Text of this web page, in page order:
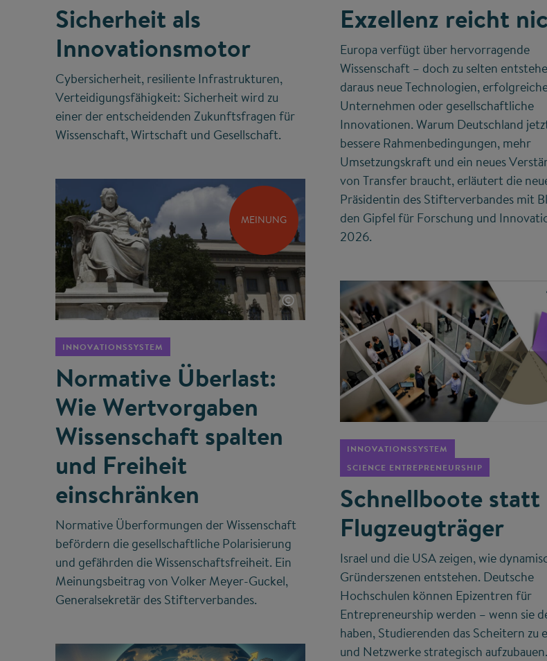
Sicherheit als
Innovationsmotor
Cybersicherheit, resiliente Infrastrukturen,
Verteidigungsfähigkeit: Sicherheit wird zu
einer der entscheidenden Zukunftsfragen für
Wissenschaft, Wirtschaft und Gesellschaft.
Exzellenz reicht
Europa verfügt über hervorragende
Wissenschaft – doch zu selten
daraus neue Technologien,
Unternehmen oder gesellschaftliche
Innovationen. Warum Deutschland
bessere Rahmenbedingungen, mehr
Umsetzungskraft und ein neues
von Transfer braucht, erläutert die
Präsidentin des Stifterverbandes mit
den Gipfel für Forschung und
2026.
MEINUNG
©
INNOVATIONSSYSTEM
Normative Überlast:
Wie Wertvorgaben
Wissenschaft spalten
und Freiheit
einschränken
Normative Überformungen der Wissenschaft
befördern die gesellschaftliche Polarisierung
und gefährden die Wissenschaftsfreiheit. Ein
Meinungsbeitrag von Volker Meyer-Guckel,
Generalsekretär des Stifterverbandes.
INNOVATIONSSYSTEM
SCIENCE ENTREPRENEURSHIP
Schnellboote statt
Flugzeugträger
Israel und die USA zeigen, wie
Gründerszenen entstehen. Deutsche
Hochschulen können Epizentren für
Entrepreneurship werden – wenn sie
haben, Studierenden das Scheitern zu
und Netzwerke strategisch aufzubauen.